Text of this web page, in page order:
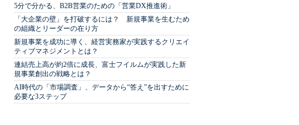
5分で分かる、B2B営業のための「営業DX推進術」
「大企業の壁」を打破するには？ 新規事業を生むため
の組織とリーダーの在り方
新規事業を成功に導く、経営実務家が実践するクリエイ
ティブマネジメントとは？
連結売上高が約2倍に成長、富士フイルムが実践した新
規事業創出の戦略とは？
AI時代の「市場調査」、データから“答え”を出すために
必要な3ステップ